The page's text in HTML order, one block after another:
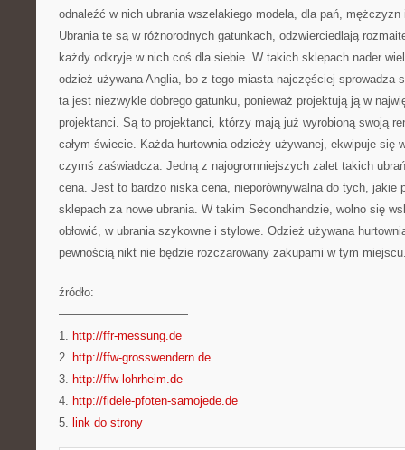
odnaleźć w nich ubrania wszelakiego modela, dla pań,
Ubrania te są w różnorodnych gatunkach, odzwierciedlają
każdy odkryje w nich coś dla siebie. W takich sklepach nader
odzież używana Anglia, bo z tego miasta najczęściej sprowadza
ta jest niezwykle dobrego gatunku, ponieważ projektują ją w
projektanci. Są to projektanci, którzy mają już wyrobioną swoją
całym świecie. Każda hurtownia odzieży używanej, ekwipuje się
czymś zaświadcza. Jedną z najogromniejszych zalet takich
cena. Jest to bardzo niska cena, nieporównywalna do tych, jakie
sklepach za nowe ubrania. W takim Secondhandzie, wolno się
obłowić, w ubrania szykowne i stylowe. Odzież używana
pewnością nikt nie będzie rozczarowany zakupami w tym
źródło:
———————————
1. http://ffr-messung.de
2. http://ffw-grosswendern.de
3. http://ffw-lohrheim.de
4. http://fidele-pfoten-samojede.de
5. link do strony